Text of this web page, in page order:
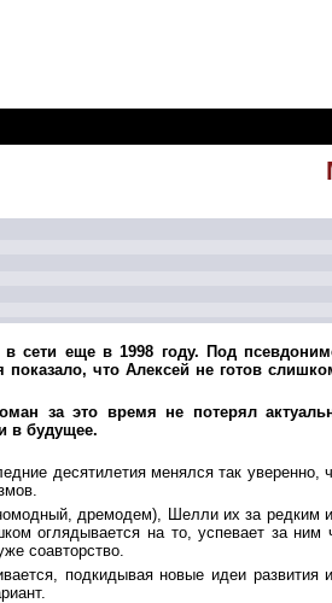
сети еще в 1998 году. Под
что Алексей не готов
за это время не потерял
в будущее.
десятилетия менялся так
дремодем), Шелли их за редким
оглядывается на то, успевает за ним
соавторство.
подкидывая новые идеи